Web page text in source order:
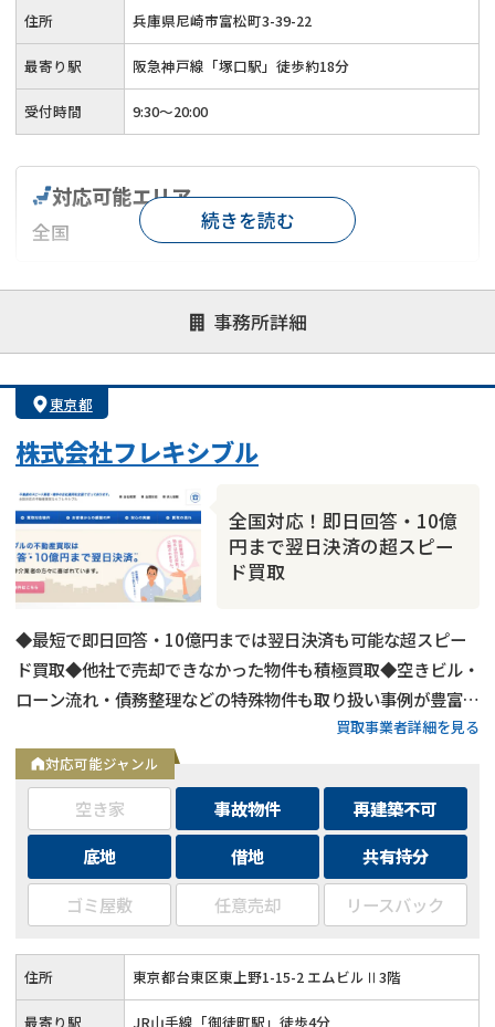
住所 兵庫県尼崎市富松町3-39-22
最寄り駅 阪急神戸線「塚口駅」徒歩約18分
受付時間 9:30～20:00
事務所詳細
対応可能エリア
全国
対応が親身 オンライン面談可能
レスポンスが早い
1億円以上の買取可
続きを読む
東京都
株式会社フレキシブル
全国対応！即日回答・10億
円まで翌日決済の超スピー
ド買取
◆最短で即日回答・10億円までは翌日決済も可能な超スピー
ド買取◆他社で売却できなかった物件も積極買取◆空きビル・
ローン流れ・債務整理などの特殊物件も取り扱い事例が豊富◆
買取事業者詳細を見る
対応可能ジャンル
空き家 事故物件
再建築不可
底地
借地
共有持分
ゴミ屋敷
任意売却 リースバック
住所 東京都台東区東上野1-15-2 エムビルⅡ3階
最寄り駅 JR山手線「御徒町駅」徒歩4分
事故物件の売却でお悩みならこちら
営業時間外（メール問合せなら24時間受付）
0120-543-357 メール